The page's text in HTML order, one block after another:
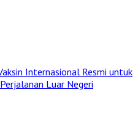
Internasional Resmi untuk
Luar Negeri